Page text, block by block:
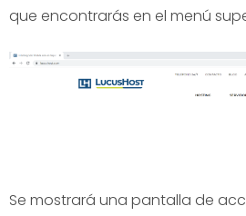
que encontrarás en el menú
Se mostrará una pantalla de